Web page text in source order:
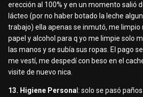
erección al 100% y en un momento salió
lácteo (por no haber botado la leche
trabajo) ella apenas se inmutó, me limpio
papel y alcohol para q yo me limpie solo
las manos y se subía sus ropas. El pago
me vestí, me despedí con beso en el
visite de nuevo nica.
13. Higiene Personal: solo se pasó